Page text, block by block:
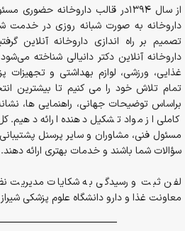
تصمیم بر راه اندازی داروخانه آنلاین
داروخانه آنلاین دکتر دانیالی شناخته
غذایی، ورزشی، لوازم بهداشتی و تجهیزات
تمام تلاش خود را می کنیم تا بیشترین
براساس توضیحات جهانی، راهنمایی ها،
کاملی از مواد تشکیل دهنده ارائه دهیم.
مسئول فنی، مشاوران و سایر پرسنل
سؤالات شما باشند و خدمات بهتری ارائه دهند.
لفن ثبت و رسیدگی به شکایات مدیریت
معاونت غذا و دارو دانشگاه علوم پزشکی شیراز: 0712122240 و